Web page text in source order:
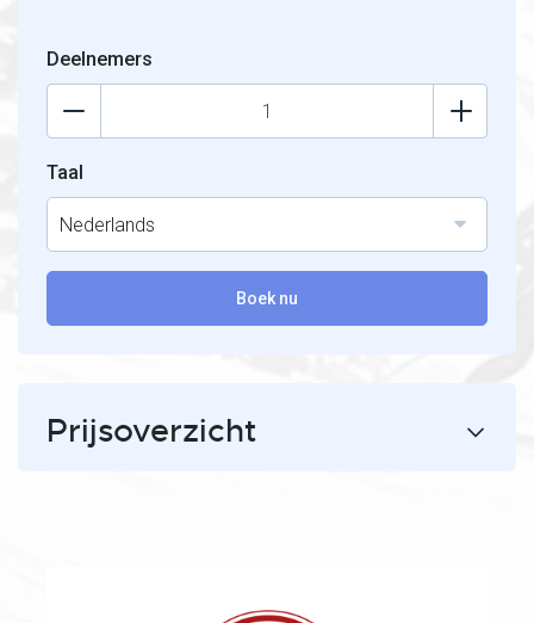
Deelnemers
Taal
Nederlands
Boek nu
Prijsoverzicht